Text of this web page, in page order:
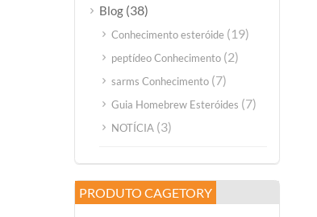
Blog (38)
Conhecimento esteróide (19)
peptídeo Conhecimento (2)
sarms Conhecimento (7)
Guia Homebrew Esteróides (7)
NOTÍCIA (3)
PRODUTO CAGETORY